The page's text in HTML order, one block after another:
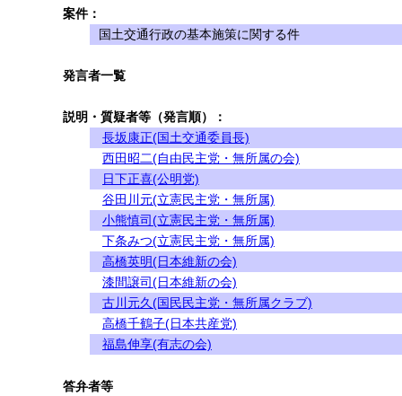
案件：
国土交通行政の基本施策に関する件
発言者一覧
説明・質疑者等（発言順）：
長坂康正(国土交通委員長)
西田昭二(自由民主党・無所属の会)
日下正喜(公明党)
谷田川元(立憲民主党・無所属)
小熊慎司(立憲民主党・無所属)
下条みつ(立憲民主党・無所属)
高橋英明(日本維新の会)
漆間譲司(日本維新の会)
古川元久(国民民主党・無所属クラブ)
高橋千鶴子(日本共産党)
福島伸享(有志の会)
答弁者等